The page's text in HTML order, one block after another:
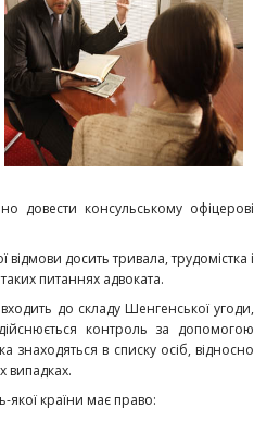
довести консульському офіцерові
досить тривала, трудомістка і
питаннях адвоката.
до складу Шенгенської угоди,
контроль за допомогою
в списку осіб, відносно
випадках.
якої країни має право: